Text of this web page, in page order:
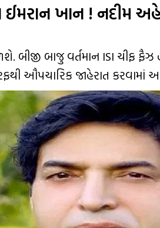
ઈમરાન ખાન ! નદીમ
બીજી બાજુ વર્તમાન ISI ચીફ ફૈઝ
ઔપચારિક જાહેરાત કરવામાં